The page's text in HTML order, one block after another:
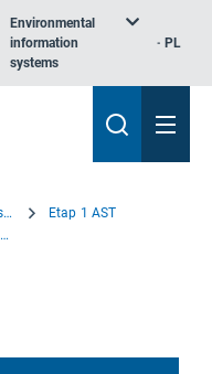
Environmental
information
systems
PL
Narzędzie wsparcia przystosowania się do zmiany klimatu – pierwsze kroki
Etap 1 AST
Oszacowanie zasobów ludzkich i finansowych oraz określenie możliwości finansowania